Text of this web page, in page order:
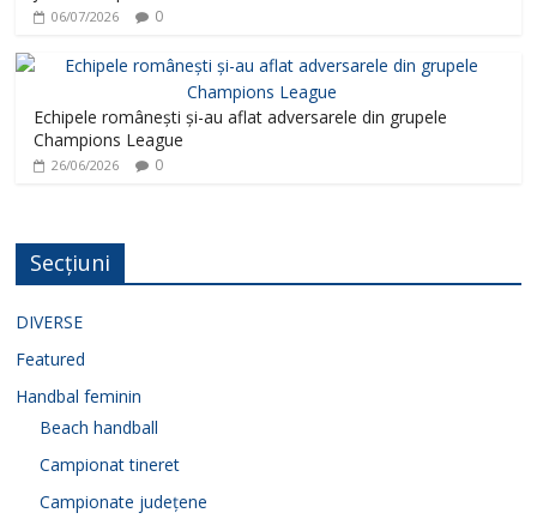
06/07/2026 0
Echipele românești și-au aflat adversarele din grupele
Champions League
26/06/2026 0
Secțiuni
DIVERSE
Featured
Handbal feminin
Beach handball
Campionat tineret
Campionate județene